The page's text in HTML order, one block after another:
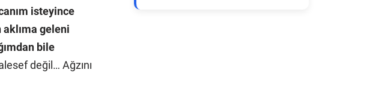
isteyince
aklıma geleni
bile
değil… Ağzını